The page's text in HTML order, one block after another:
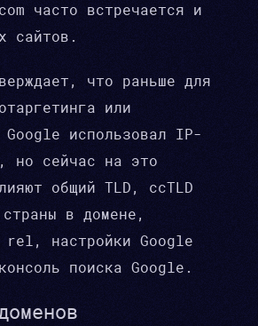
часто встречается и
сайтов.
что раньше для
или
Google использовал IP-
но сейчас на это
общий TLD, ccTLD
в домене,
rel, настройки Google
поиска Google.